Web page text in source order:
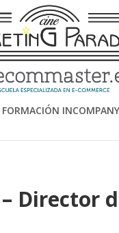
FORMACIÓN INCOMPANY
– Director